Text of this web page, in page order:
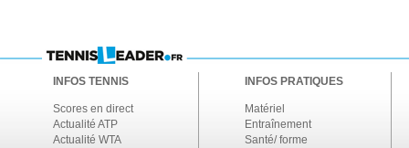
INFOS TENNIS
Scores en direct
Actualité ATP
Actualité WTA
INFOS PRATIQUES
Matériel
Entraînement
Santé/ forme